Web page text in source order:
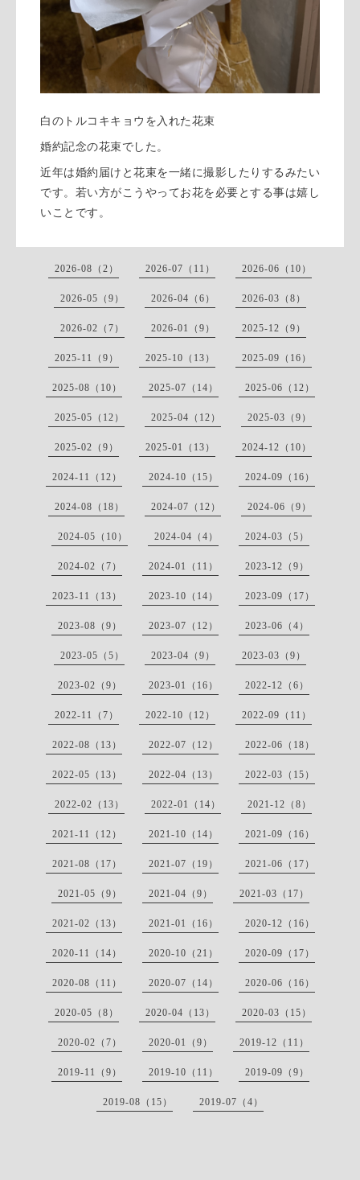
白のトルコキキョウを入れた花束
婚約記念の花束でした。
近年は婚約届けと花束を一緒に撮影したりするみたい
です。若い方がこうやってお花を必要とする事は嬉し
いことです。
2026-08（2） 2026-07（11） 2026-06（10）
2026-05（9） 2026-04（6） 2026-03（8）
2026-02（7） 2026-01（9） 2025-12（9）
2025-11（9） 2025-10（13） 2025-09（16）
2025-08（10） 2025-07（14） 2025-06（12）
2025-05（12） 2025-04（12） 2025-03（9）
2025-02（9） 2025-01（13） 2024-12（10）
2024-11（12） 2024-10（15） 2024-09（16）
2024-08（18） 2024-07（12） 2024-06（9）
2024-05（10） 2024-04（4） 2024-03（5）
2024-02（7） 2024-01（11） 2023-12（9）
2023-11（13） 2023-10（14） 2023-09（17）
2023-08（9） 2023-07（12） 2023-06（4）
2023-05（5） 2023-04（9） 2023-03（9）
2023-02（9） 2023-01（16） 2022-12（6）
2022-11（7） 2022-10（12） 2022-09（11）
2022-08（13） 2022-07（12） 2022-06（18）
2022-05（13） 2022-04（13） 2022-03（15）
2022-02（13） 2022-01（14） 2021-12（8）
2021-11（12） 2021-10（14） 2021-09（16）
2021-08（17） 2021-07（19） 2021-06（17）
2021-05（9） 2021-04（9） 2021-03（17）
2021-02（13） 2021-01（16） 2020-12（16）
2020-11（14） 2020-10（21） 2020-09（17）
2020-08（11） 2020-07（14） 2020-06（16）
2020-05（8） 2020-04（13） 2020-03（15）
2020-02（7） 2020-01（9） 2019-12（11）
2019-11（9） 2019-10（11） 2019-09（9）
2019-08（15） 2019-07（4）